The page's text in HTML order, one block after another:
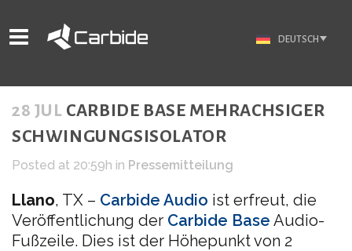
DEUTSCH
28 JUL CARBIDE BASE MEHRACHSIGER
SCHWINGUNGSISOLATOR
Posted at 20:59h in Pressemitteilung
Llano, TX – Carbide Audio ist erfreut, die
Veröffentlichung der Carbide Base Audio-
Fußzeile. Dies ist der Höhepunkt von 2